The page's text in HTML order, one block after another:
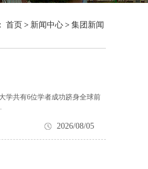
首页 > 新闻中心 > 集团新闻
学共有6位学者成功跻身全球前
2026/08/05